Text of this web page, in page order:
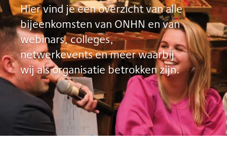
Hier vind je een overzicht van alle
bijeenkomsten van ONHN en van
webinars, colleges,
netwerkevents en meer waarbij
wij als organisatie betrokken zijn.